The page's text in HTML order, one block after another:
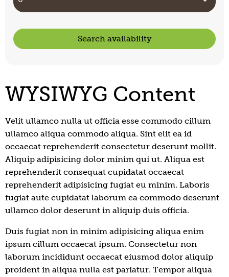
Search availability
WYSIWYG Content
Velit ullamco nulla ut officia esse commodo cillum
ullamco aliqua commodo aliqua. Sint elit ea id
occaecat reprehenderit consectetur deserunt mollit.
Aliquip adipisicing dolor minim qui ut. Aliqua est
reprehenderit consequat cupidatat occaecat
reprehenderit adipisicing fugiat eu minim. Laboris
fugiat aute cupidatat laborum ea commodo deserunt
ullamco dolor deserunt in aliquip duis officia.
Duis fugiat non in minim adipisicing aliqua enim
ipsum cillum occaecat ipsum. Consectetur non
laborum incididunt occaecat eiusmod dolor aliquip
proident in aliqua nulla est pariatur. Tempor aliqua